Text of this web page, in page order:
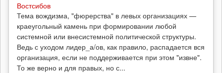
Востсибов
Тема вождизма, "фюрерства" в левых организациях —
краеугольный камень при формировании любой
системной или внесистемной политической структуры.
Ведь с уходом лидер_а/ов, как правило, распадается вся
организация, если не поддерживается при этом "извне".
То же верно и для правых, но с...